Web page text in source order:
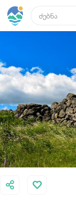
რა ვნახოთ
ტურები
მარშრუტები
სასტუმროები